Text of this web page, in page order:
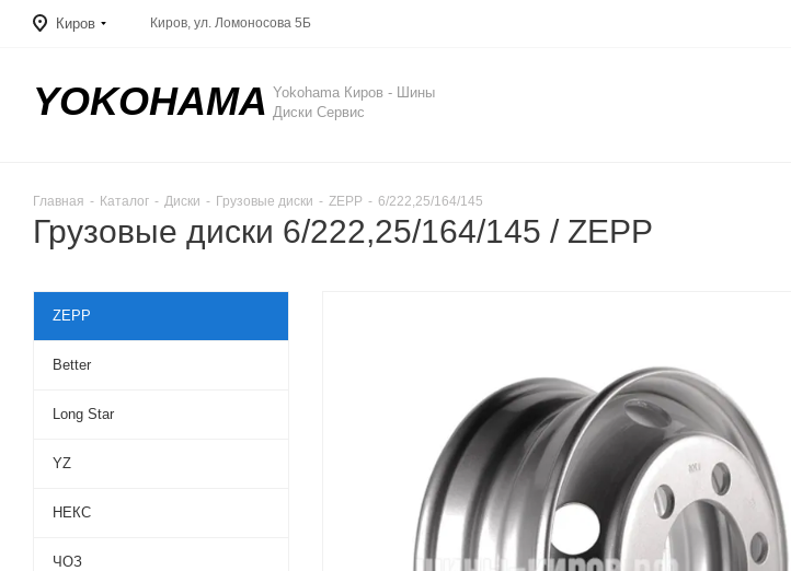
Киров Киров, ул. Ломоносова 5Б
YOKOHAMA Yokohama Киров - Шины
Диски Сервис
Главная - Каталог - Диски - Грузовые диски - ZEPP - 6/222,25/164/145
Грузовые диски 6/222,25/164/145 / ZEPP
ZEPP
Better
Long Star
YZ
НЕКС
ЧОЗ